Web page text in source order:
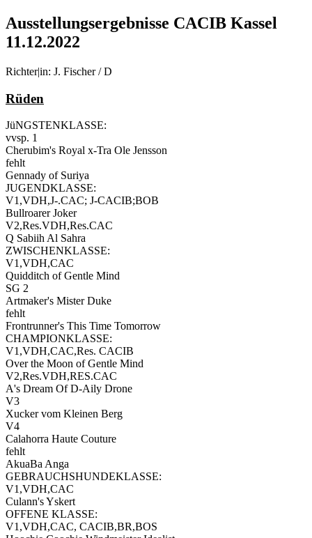
Ausstellungsergebnisse CACIB Kassel
11.12.2022
Richter|in: J. Fischer / D
Rüden
JüNGSTENKLASSE:
vvsp. 1
Cherubim's Royal x-Tra Ole Jensson
fehlt
Gennady of Suriya
JUGENDKLASSE:
V1,VDH,J-.CAC; J-CACIB;BOB
Bullroarer Joker
V2,Res.VDH,Res.CAC
Q Sabiih Al Sahra
ZWISCHENKLASSE:
V1,VDH,CAC
Quidditch of Gentle Mind
SG 2
Artmaker's Mister Duke
fehlt
Frontrunner's This Time Tomorrow
CHAMPIONKLASSE:
V1,VDH,CAC,Res. CACIB
Over the Moon of Gentle Mind
V2,Res.VDH,RES.CAC
A's Dream Of D-Aily Drone
V3
Xucker vom Kleinen Berg
V4
Calahorra Haute Couture
fehlt
AkuaBa Anga
GEBRAUCHSHUNDEKLASSE:
V1,VDH,CAC
Culann's Yskert
OFFENE KLASSE:
V1,VDH,CAC, CACIB,BR,BOS